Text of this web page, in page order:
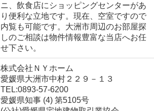
ニ、飲食店にショッピングセンターがあ
り便利な立地です。現在、空室ですので
内覧も可能です。大洲市周辺のお部屋探
しのご相談は物件情報豊富な当店へお任
せ下さい。
株式会社ＮＹホーム
愛媛県大洲市中村２２９－１３
TEL:0893-57-6200
愛媛県知事 (4) 第5105号